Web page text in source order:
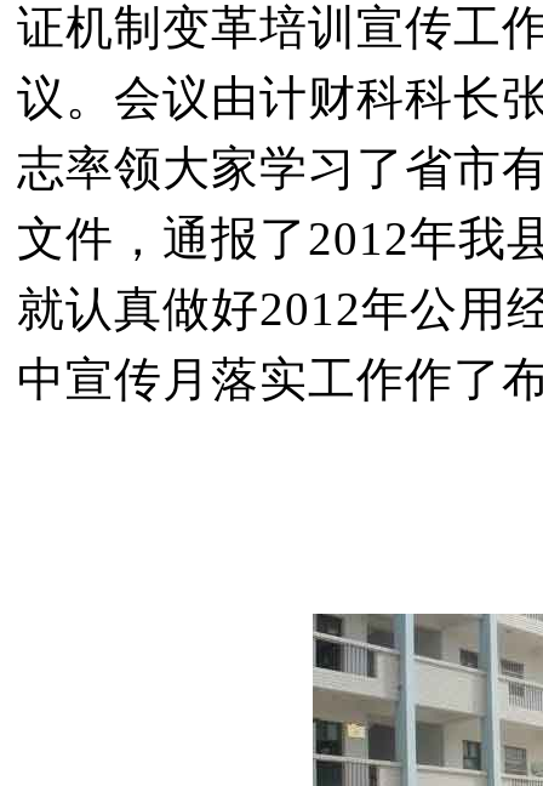
证机制变革培训宣传工
议。会议由计财科科长
志率领大家学习了省市
文件，通报了2012年我
就认真做好2012年公用
中宣传月落实工作作了